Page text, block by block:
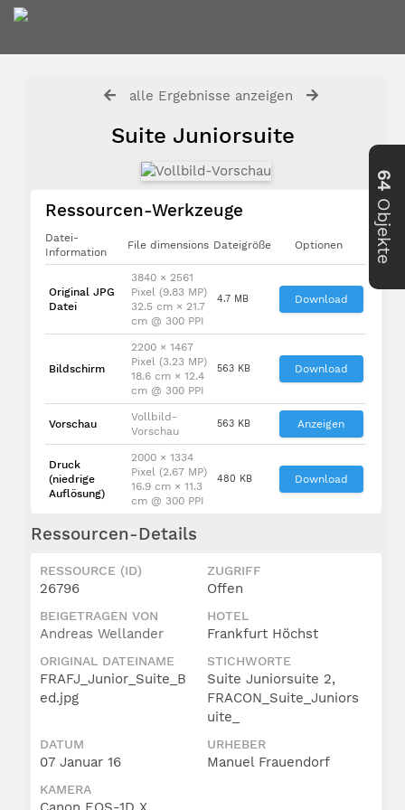
alle Ergebnisse anzeigen
Suite Juniorsuite
Ressourcen-Werkzeuge
Datei-
Information
File dimensions Dateigröße Optionen
Original JPG
Datei
3840 × 2561
Pixel (9.83 MP)
32.5 cm × 21.7
cm @ 300 PPI
4.7 MB Download
Bildschirm
2200 × 1467
Pixel (3.23 MP)
18.6 cm × 12.4
cm @ 300 PPI
563 KB Download
Vorschau
Vollbild-
Vorschau
563 KB Anzeigen
Druck
(niedrige
Auflösung)
2000 × 1334
Pixel (2.67 MP)
16.9 cm × 11.3
cm @ 300 PPI
480 KB Download
Ressourcen-Details
RESSOURCE (ID)
26796
ZUGRIFF
Offen
BEIGETRAGEN VON
Andreas Wellander
HOTEL
Frankfurt Höchst
ORIGINAL DATEINAME
FRAFJ_Junior_Suite_B
ed.jpg
STICHWORTE
Suite Juniorsuite 2,
FRACON_Suite_Juniors
uite_
DATUM
07 Januar 16
URHEBER
Manuel Frauendorf
KAMERA
64
Objekte